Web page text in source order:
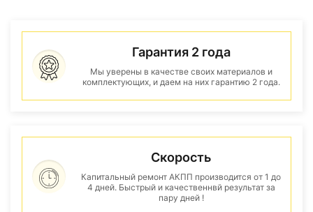
Гарантия 2 года
Мы уверены в качестве своих материалов и
комплектующих, и даем на них гарантию 2 года.
Скорость
Капитальный ремонт АКПП производится от 1 до
4 дней. Быстрый и качественнвй результат за
пару дней !